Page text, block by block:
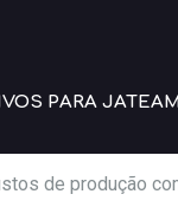
PARA
de produção